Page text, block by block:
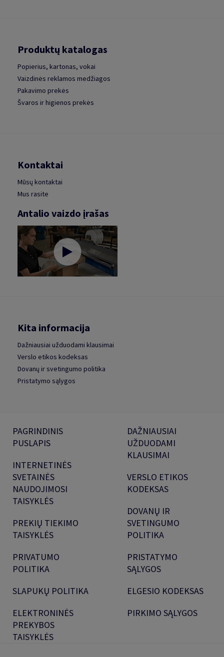
Produktų katalogas
Popierius, kartonas, vokai
Vaizdinės reklamos medžiagos
Pakavimo prekės
Švaros ir higienos prekės
Kontaktai
Mūsų kontaktai
Mus rasite
Antalio vaizdo įrašas
Kita informacija
Dažniausiai užduodami klausimai
Verslo etikos kodeksas
Dovanų ir svetingumo politika
Pristatymo sąlygos
PAGRINDINIS
PUSLAPIS
INTERNETINĖS
SVETAINĖS
NAUDOJIMOSI
TAISYKLĖS
PREKIŲ TIEKIMO
TAISYKLĖS
PRIVATUMO
POLITIKA
SLAPUKŲ POLITIKA
ELEKTRONINĖS
PREKYBOS
TAISYKLĖS
DAŽNIAUSIAI
UŽDUODAMI
KLAUSIMAI
VERSLO ETIKOS
KODEKSAS
DOVANŲ IR
SVETINGUMO
POLITIKA
PRISTATYMO
SĄLYGOS
ELGESIO KODEKSAS
PIRKIMO SĄLYGOS